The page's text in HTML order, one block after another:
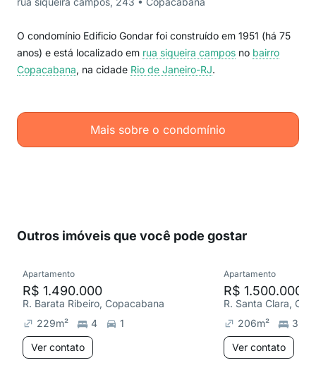
O condomínio Edificio Gondar foi construído em 1951 (há 75
anos) e está localizado em rua siqueira campos no bairro
Copacabana, na cidade Rio de Janeiro-RJ.
Mais sobre o condomínio
Outros imóveis que você pode gostar
Apartamento
R$ 1.490.000
R. Barata Ribeiro, Copacabana
229m² 4
1
Ver contato
Apartamento
R$ 1.500.000
R. Santa Clara,
206m²
3
Ver contato